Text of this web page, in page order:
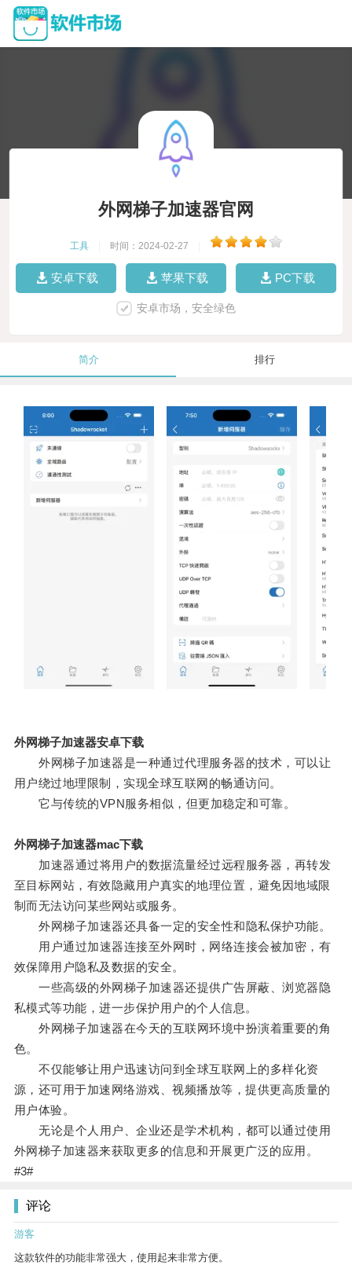
外网梯子加速器官网
工具 时间：2024-02-27
安卓下载 苹果下载 PC下载
安卓市场，安全绿色
简介 排行
外网梯子加速器安卓下载
外网梯子加速器是一种通过代理服务器的技术，可以让
用户绕过地理限制，实现全球互联网的畅通访问。
它与传统的VPN服务相似，但更加稳定和可靠。
外网梯子加速器mac下载
加速器通过将用户的数据流量经过远程服务器，再转发
至目标网站，有效隐藏用户真实的地理位置，避免因地域限
制而无法访问某些网站或服务。
外网梯子加速器还具备一定的安全性和隐私保护功能。
用户通过加速器连接至外网时，网络连接会被加密，有
效保障用户隐私及数据的安全。
一些高级的外网梯子加速器还提供广告屏蔽、浏览器隐
私模式等功能，进一步保护用户的个人信息。
外网梯子加速器在今天的互联网环境中扮演着重要的角
色。
不仅能够让用户迅速访问到全球互联网上的多样化资
源，还可用于加速网络游戏、视频播放等，提供更高质量的
用户体验。
无论是个人用户、企业还是学术机构，都可以通过使用
外网梯子加速器来获取更多的信息和开展更广泛的应用。
#3#
评论
游客
这款软件的功能非常强大，使用起来非常方便。